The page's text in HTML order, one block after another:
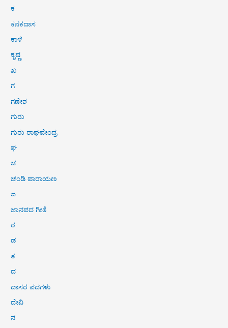
ಕ
ಕನಕದಾಸ
ಕಾಳಿ
ಕೃಷ್ಣ
ಖ
ಗ
ಗಣೇಶ
ಗುರು
ಗುರು ರಾಘವೇಂದ್ರ
ಘ
ಚ
ಚಂಡಿ ಪಾರಾಯಣ
ಜ
ಜಾನಪದ ಗೀತೆ
ಠ
ಡ
ತ
ದ
ದಾಸರ ಪದಗಳು
ದೇವಿ
ನ